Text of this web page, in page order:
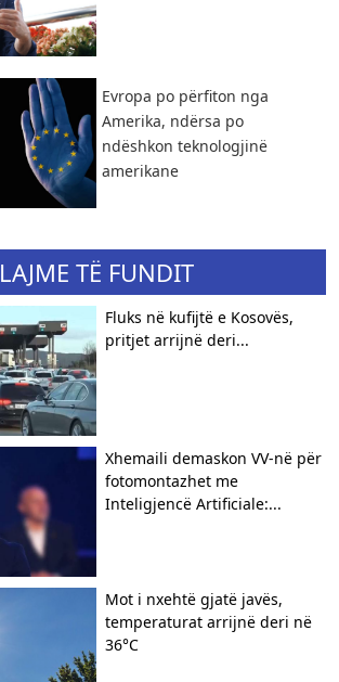
Evropa po përfiton nga
Amerika, ndërsa po
ndëshkon teknologjinë
amerikane
LAJME TË FUNDIT
Fluks në kufijtë e Kosovës,
pritjet arrijnë deri...
Xhemaili demaskon VV-në për
fotomontazhet me
Inteligjencë Artificiale:...
Mot i nxehtë gjatë javës,
temperaturat arrijnë deri në
36°C